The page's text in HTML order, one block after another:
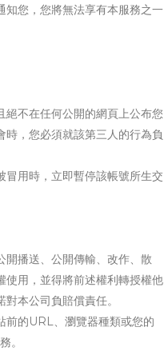
知您，您將無法享有本服務之一
不在任何公開的網頁上公布您
，您必須就該第三人的行為負
用時，立即暫停該帳號所生交
開播送、公開傳輸、改作、散
使用，並得將前述權利轉授權他
本公司負賠償責任。
前的URL、瀏覽器種類或您的
。